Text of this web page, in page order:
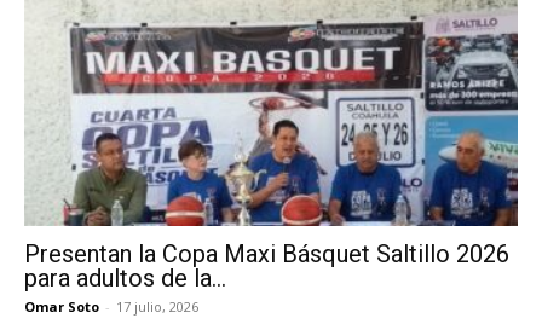
Presentan la Copa Maxi Básquet Saltillo 2026
para adultos de la...
Omar Soto - 17 julio, 2026